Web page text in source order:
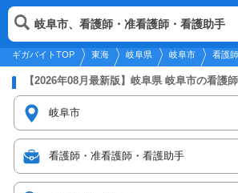
2026年8月6日更新
東海
ギガバイトTOP 東海 岐阜県 岐阜市 看護
岐阜市、看護師・准看護師・看護助手
【2026年08月最新版】岐阜県 岐阜市の看護師・准看護師・看護助手のバイト・アル
岐阜市
看護師・准看護師・看護助手